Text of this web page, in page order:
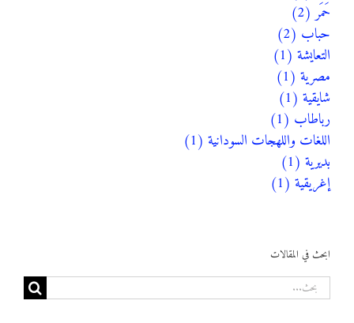
ابحث في المقالات
البحث
عن:
حَمَر (2)
حباب (2)
التعايشة (1)
مصرية (1)
شايقية (1)
رباطاب (1)
اللغات واللهجات السودانية (1)
بديرية (1)
إغريقية (1)